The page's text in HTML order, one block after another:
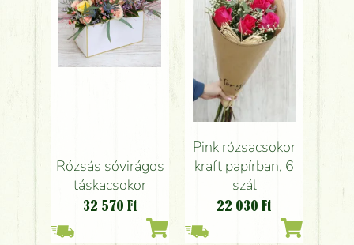
Rózsás sóvirágos
táskacsokor
32 570 Ft
Pink rózsacsokor
kraft papírban, 6
szál
22 030 Ft